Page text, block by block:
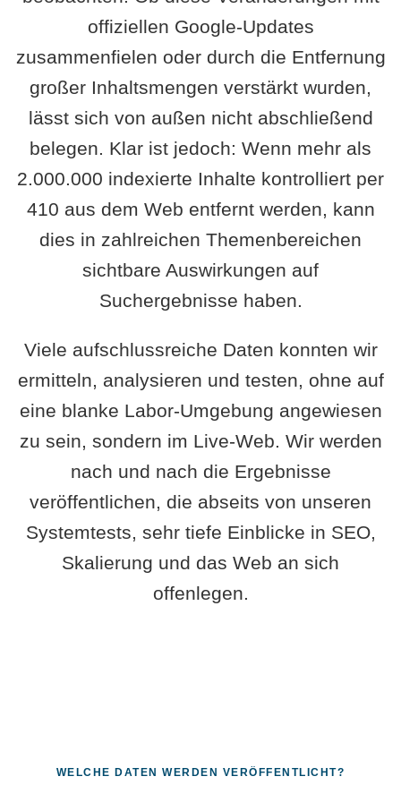
offiziellen Google-Updates
zusammenfielen oder durch die Entfernung
großer Inhaltsmengen verstärkt wurden,
lässt sich von außen nicht abschließend
belegen. Klar ist jedoch: Wenn mehr als
2.000.000 indexierte Inhalte kontrolliert per
410 aus dem Web entfernt werden, kann
dies in zahlreichen Themenbereichen
sichtbare Auswirkungen auf
Suchergebnisse haben.
Viele aufschlussreiche Daten konnten wir
ermitteln, analysieren und testen, ohne auf
eine blanke Labor-Umgebung angewiesen
zu sein, sondern im Live-Web. Wir werden
nach und nach die Ergebnisse
veröffentlichen, die abseits von unseren
Systemtests, sehr tiefe Einblicke in SEO,
Skalierung und das Web an sich
offenlegen.
WELCHE DATEN WERDEN VERÖFFENTLICHT?